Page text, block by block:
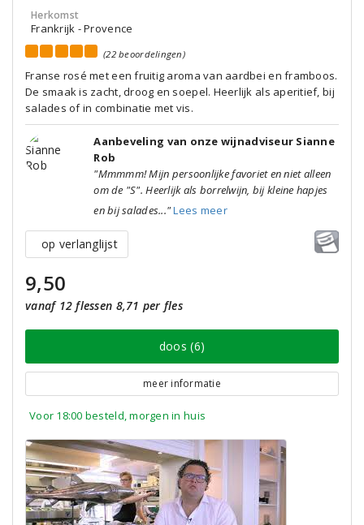
Herkomst
Frankrijk - Provence
(22 beoordelingen)
Franse rosé met een fruitig aroma van aardbei en framboos.
De smaak is zacht, droog en soepel. Heerlijk als aperitief, bij
salades of in combinatie met vis.
Aanbeveling van onze wijnadviseur Sianne
Rob
"Mmmmm! Mijn persoonlijke favoriet en niet alleen
om de "S". Heerlijk als borrelwijn, bij kleine hapjes
en bij salades..."Lees meer
op verlanglijst
9,50
vanaf 12 flessen 8,71 per fles
doos (6)
meer informatie
Voor 18:00 besteld, morgen in huis